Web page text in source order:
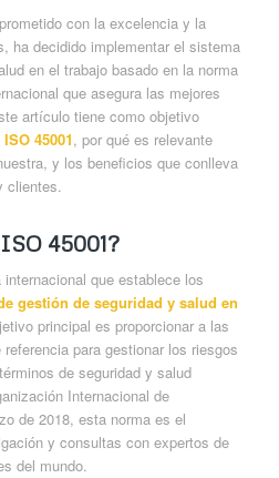
con la excelencia y la
ha decidido implementar el sistema
en el trabajo basado en la norma
que asegura las mejores
artículo tiene como objetivo
ISO 45001, por qué es relevante
y los beneficios que conlleva
clientes.
45001?
internacional que establece los
gestión de seguridad y salud en
principal es proporcionar a las
para gestionar los riesgos
de seguridad y salud
Internacional de
de 2018, esta norma es el
y consultas con expertos de
del mundo.